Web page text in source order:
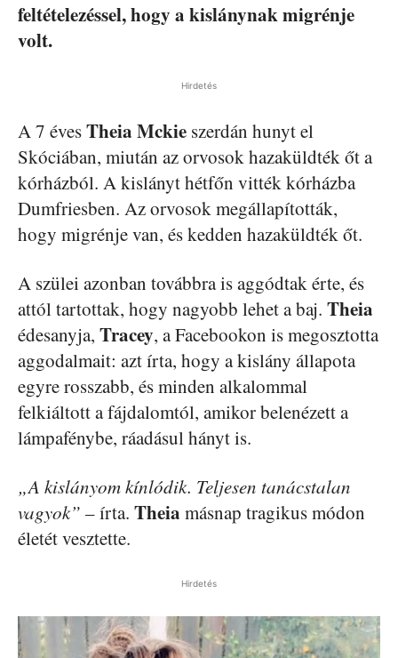
feltételezéssel, hogy a kislánynak migrénje
volt.
Hirdetés
A 7 évesTheia Mckie szerdán hunyt el
Skóciában, miután az orvosok hazaküldték őt a
kórházból. A kislányt hétfőn vitték kórházba
Dumfriesben. Az orvosok megállapították,
hogy migrénje van, és kedden hazaküldték őt.
A szülei azonban továbbra is aggódtak érte, és
attól tartottak, hogy nagyobb lehet a baj. Theia
édesanyja, Tracey, a Facebookon is megosztotta
aggodalmait: azt írta, hogy a kislány állapota
egyre rosszabb, és minden alkalommal
felkiáltott a fájdalomtól, amikor belenézett a
lámpafénybe, ráadásul hányt is.
„A kislányom kínlódik. Teljesen tanácstalan
vagyok” – írta. Theia másnap tragikus módon
életét vesztette.
Hirdetés